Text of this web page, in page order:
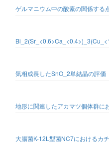
ゲルマニウム中の酸素の関係する
気相成長したSnO_2単結晶の評価
地形に関連したアカマツ個体群に
大腸菌K-12L型菌NC7におけるカ